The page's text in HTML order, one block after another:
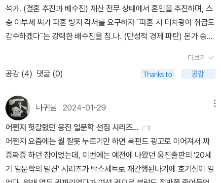
가 죽음을 예견하는 '산소리'를 듣게 된 후 벌어지는 불행과 혼돈을 중
심으로 전개된다. 하루하루 소멸을 향해 치닫는 노년의 불안과 죽음
의 공포를 담백하면서도 유머러스하게 비트는 한편, 동경했던 여인에
르시스를 선사한다. 참전 후 외도와 폭력을 일삼는 슈이치, 술과 마약
에 절은 아이하라, 전쟁으로 모든 것을 잃은 기누코까지, 불행의 덫에
걸려 신음하는 인간 군상을 통해 패전이 일본에 가져온 충격과 황폐
함을 드러냈다는 점에서 의미 있는 시사를 던진다. 특히 탐미 문학의
상징이자 가와바타 야스나리의 제자인 미시마 유키오가 "소름 끼칠
정도로 기묘하고 아름답다"라고 극찬했을 정도로, 한적한 산골 마을
의 정경과 미묘한 계절의 변화를 섬세한 묘사와 농익은 문장으로 포
착해낸 것은 이 작품만의 백미라고 할 수 있다. 저자소개 : 가와바타
야스나리 (지은이),신인섭 (옮긴이)
석가. (결혼 추진과 배수진) 재산 전무 상태에서 혼인을 추진하며, 스
승 이부세 씨가 파혼 방지 각서를 요구하자 ˝파혼 시 미치광이 취급도
감수하겠다˝는 강력한 배수진을 침.나. (만성적 경제 파탄) 본가 송금
0~100엔의 자금 지원을 상습적으로 요청함.다. (현실 부정과 투병)
의사의 뇌매독 진단을 ‘멍청한 짓‘이라 일축하며 단순 히스테리로 치
부하는 등, 치명적 질환을 인정하지 않는 심각한 자의식과잉 상태를
보임.2. 음울한 과거 행적: 자살 시도 및 좌익운동가. (상습적 자살 시
도) 데뷔 전부터 수차례 자살을 기도하였으며, 특히 카페 여급과 동반
자살을 시도했다가 본인만 살아남은 사건은 평생의 부채감과 ‘익
살‘의 근원이 됨.나. (좌익운동 가담과 청산) 대학 시절 비합법 좌익운
동에 가담하여 활동했으나, 1932년 고향 집안의 압박과 회유로 운동
을 완전 청산하고 전향함.다. (사상적 방황) 좌익 활동 청산 이후의 허
더보기
공감 (4) 댓글 (0)
나귀님 2024-01-29
어쩐지 헛갈렸던 웅진 일문학 선집 시리즈...
어쩐지 요즘에는 뭘 잘못 누르기만 하면 북펀드 광고로 이어져서 짜
증짜증 하던 참이었는데, 이번에는 예전에 나왔던 웅진출판의 '20세
기 일문학의 발견' 시리즈가 박스세트로 재간행된다기에 호기심이 일